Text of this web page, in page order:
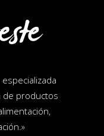
de productos
.»